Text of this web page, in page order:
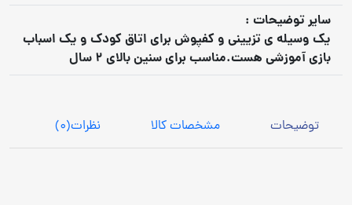
ساير توضيحات :
یک وسیله ی تزیینی و کفپوش برای اتاق کودک و یک اسباب
بازی آموزشی هست.مناسب برای سنین بالای 2 سال
توضیحات مشخصات کالا نظرات(0)